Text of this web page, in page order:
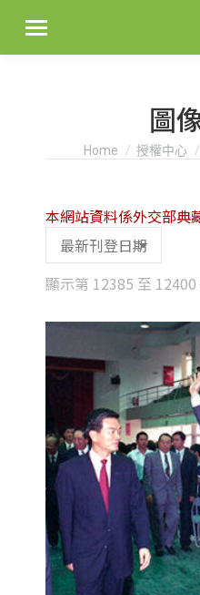
圖
You are here:
Home 授權中心
顯示第 12385 至
本網站資料係外交部